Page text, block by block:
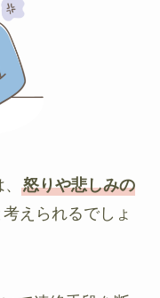
怒りや悲しみの
えられるでしょ